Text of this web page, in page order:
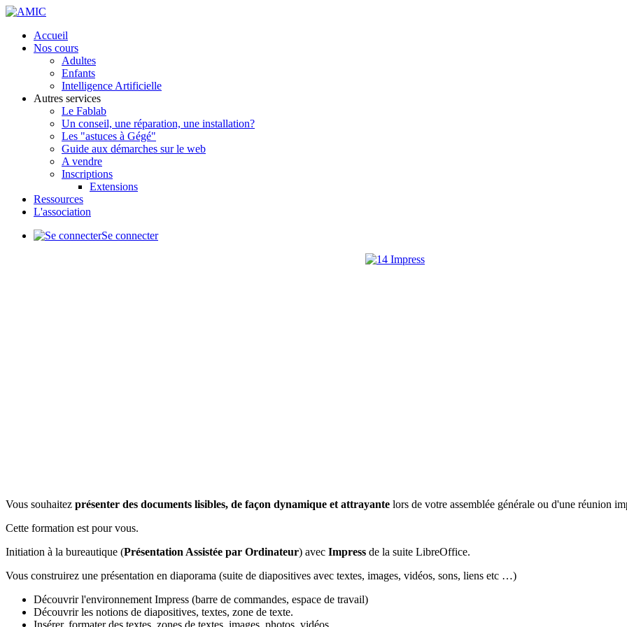
Accueil
Nos cours
Adultes
Enfants
Intelligence Artificielle
Autres services
Le Fablab
Un conseil, une réparation, une installation?
Les "astuces à Gégé"
Guide aux démarches sur le web
A vendre
Inscriptions
Extensions
Ressources
L'association
Se connecter
Vous souhaitez présenter des documents lisibles, de façon dynamique et attrayante lors de votre assemblée générale ou d'une réunion
Cette formation est pour vous.
Initiation à la bureautique (Présentation Assistée par Ordinateur) avec Impress de la suite LibreOffice.
Vous construirez une présentation en diaporama (suite de diapositives avec textes, images, vidéos, sons, liens etc …)
Découvrir l'environnement Impress (barre de commandes, espace de travail)
Découvrir les notions de diapositives, textes, zone de texte.
Insérer, formater des textes, zones de textes, images, photos, vidéos
précédente
précédent
suivante
suivant